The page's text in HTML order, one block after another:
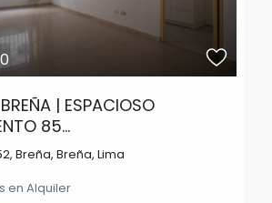
| ESPACIOSO
85...
Breña,Breña,Lima
enAlquiler